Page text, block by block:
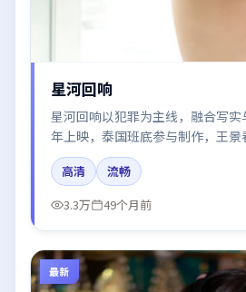
星河回响
星河回响以犯罪为主线，融合写
年上映，泰国班底参与制作，王
汤唯、周冬雨在片中呈现细腻表演
乐与剪辑强化了情绪曲线。
高清
流畅
3.3万
49个月前
最新